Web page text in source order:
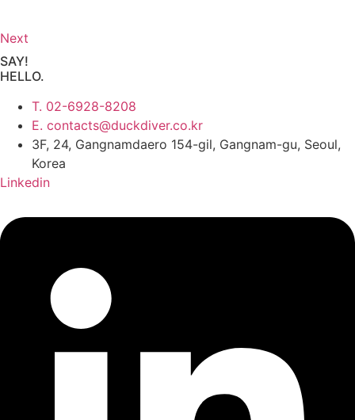
Next
SAY!
HELLO.
T. 02-6928-8208
E. contacts@duckdiver.co.kr
3F, 24, Gangnamdaero 154-gil, Gangnam-gu, Seoul,
Korea
Linkedin